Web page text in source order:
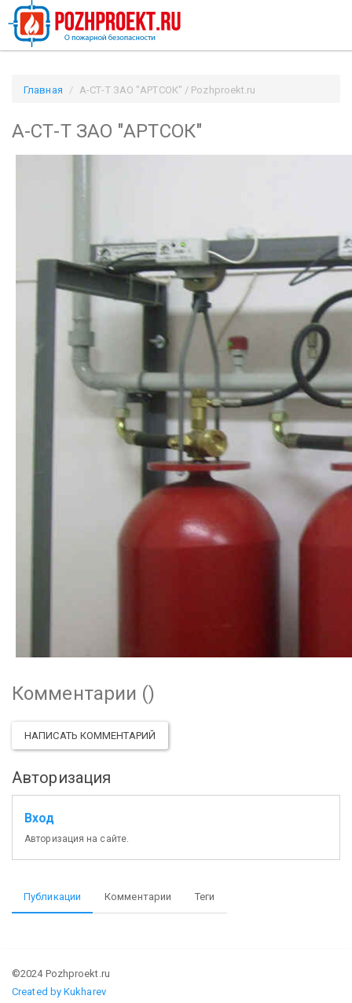
Главная А-СТ-Т ЗАО "АРТСОК" / Pozhproekt.ru
А-СТ-Т ЗАО "АРТСОК"
Комментарии ()
НАПИСАТЬ КОММЕНТАРИЙ
Авторизация
Вход
Авторизация на сайте.
Публикации Комментарии Теги
©2024 Pozhproekt.ru
Created by Kukharev